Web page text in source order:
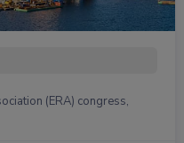
(ERA) congress,